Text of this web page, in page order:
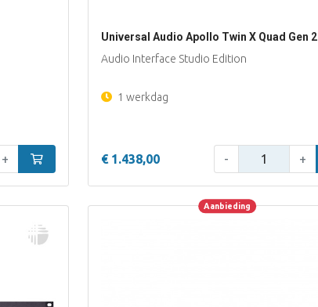
+ In winkelwagen
Universal Audio Apollo Twin X Quad Gen 2
Audio Interface Studio Edition
1 werkdag
€ 1.438,00 - +
Aanbieding Aanbieding